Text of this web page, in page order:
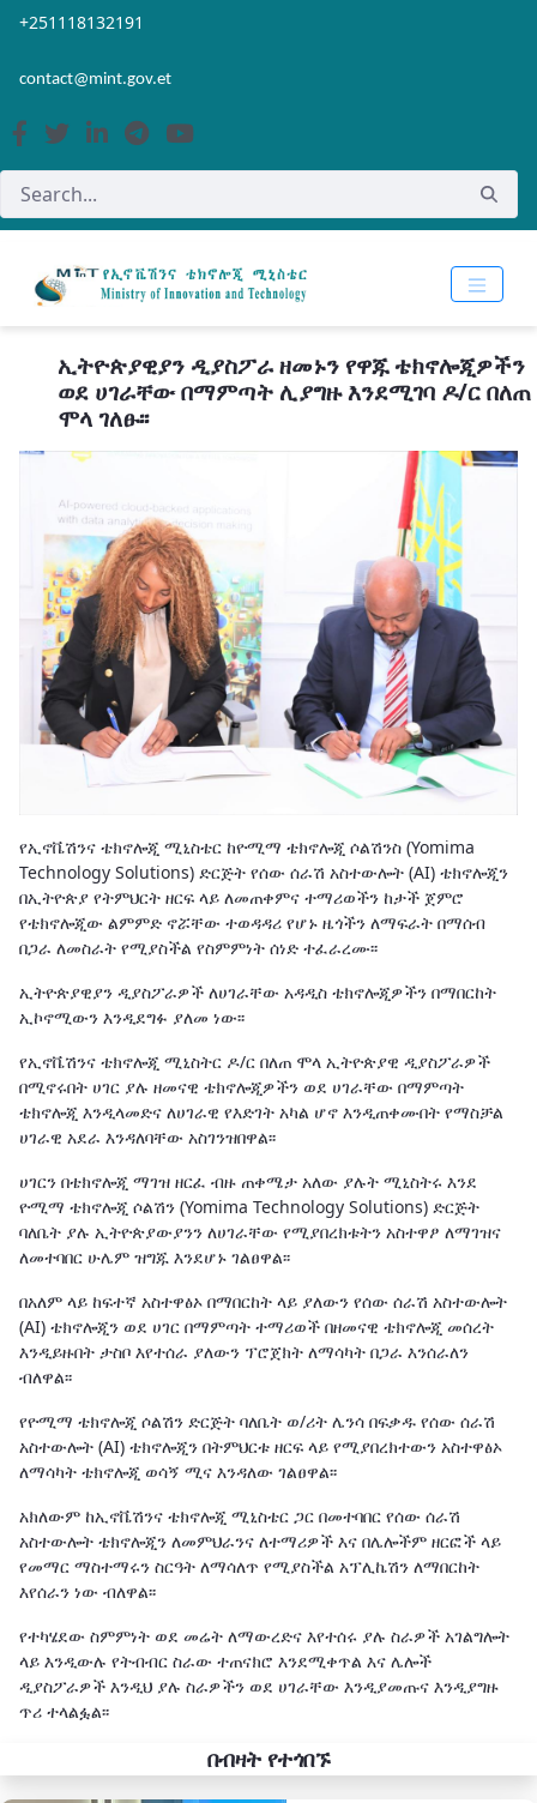
Skip to Main Content
Open Accessibility Menu
+251118132191
contact@mint.gov.et
ኢትዮጵያዊያን ዲያስፖራ ዘመኑን የዋጁ ቴክኖሎጂዎችን
ወደ ሀገራቸው በማምጣት ሊያግዙ እንደሚገባ ዶ/ር በለጠ
ሞላ ገለፁ፡፡
የኢኖቬሽንና ቴክኖሎጂ ሚኒስቴር ከዮሚማ ቴክኖሎጂ ሶልሽንስ (Yomima
Technology Solutions) ድርጅት የሰው ሰራሽ አስተውሎት (AI) ቴክኖሎጂን
በኢትዮጵያ የትምህርት ዘርፍ ላይ ለመጠቀምና ተማሪወችን ከታች ጀምሮ
የቴክኖሎጂው ልምምድ ኖሯቸው ተወዳዳሪ የሆኑ ዜጎችን ለማፍራት በማሰብ
በጋራ ለመስራት የሚያስችል የስምምነት ሰነድ ተፈራረሙ፡፡
ኢትዮጵያዊያን ዲያስፖራዎች ለሀገራቸው አዳዲስ ቴክኖሎጂዎችን በማበርከት
ኢኮኖሚውን እንዲደግፉ ያለመ ነው፡፡
የኢኖቬሽንና ቴክኖሎጂ ሚኒስትር ዶ/ር በለጠ ሞላ ኢትዮጵያዊ ዲያስፖራዎች
በሚኖሩበት ሀገር ያሉ ዘመናዊ ቴክኖሎጂዎችን ወደ ሀገራቸው በማምጣት
ቴክኖሎጂ እንዲላመድና ለሀገራዊ የእድገት አካል ሆኖ እንዲጠቀሙበት የማስቻል
ሀገራዊ አደራ እንዳለባቸው አስገንዝበዋል፡፡
ሀገርን በቴክኖሎጂ ማገዝ ዘርፈ ብዙ ጠቀሜታ አለው ያሉት ሚኒስትሩ እንደ
ዮሚማ ቴክኖሎጂ ሶልሽን (Yomima Technology Solutions) ድርጅት
ባለቤት ያሉ ኢትዮጵያውያንን ለሀገራቸው የሚያበረክቱትን አስተዋፆ ለማገዝና
ለመተባበር ሁሌም ዝግጁ እንደሆኑ ገልፀዋል፡፡
በአለም ላይ ከፍተኛ አስተዋፅኦ በማበርከት ላይ ያለውን የሰው ሰራሽ አስተውሎት
(AI) ቴክኖሎጂን ወደ ሀገር በማምጣት ተማሪወች በዘመናዊ ቴክኖሎጂ መሰረት
እንዲይዙበት ታስቦ እየተሰራ ያለውን ፕሮጀክት ለማሳካት በጋራ እንሰራለን
ብለዋል፡፡
የዮሚማ ቴክኖሎጂ ሶልሽን ድርጅት ባለቤት ወ/ሪት ሌንሳ በፍቃዱ የሰው ሰራሽ
አስተውሎት (AI) ቴክኖሎጂን በትምህርቱ ዘርፍ ላይ የሚያበረክተውን አስተዋፅኦ
ለማሳካት ቴክኖሎጂ ወሳኝ ሚና እንዳለው ገልፀዋል፡፡
አክለውም ከኢኖቬሽንና ቴክኖሎጂ ሚኒስቴር ጋር በመተባበር የሰው ሰራሽ
አስተውሎት ቴክኖሎጂን ለመምህራንና ለተማሪዎች እና በሌሎችም ዘርፎች ላይ
የመማር ማስተማሩን ስርዓት ለማሳለጥ የሚያስችል አፕሊኬሽን ለማበርከት
እየሰራን ነው ብለዋል፡፡
የተካሄደው ስምምነት ወደ መሬት ለማውረድና እየተሰሩ ያሉ ስራዎች አገልግሎት
ላይ እንዲውሉ የትብብር ስራው ተጠናክሮ እንደሚቀጥል እና ሌሎች
ዲያስፖራዎች እንዲህ ያሉ ስራዎችን ወደ ሀገራቸው እንዲያመጡና እንዲያግዙ
ጥሪ ተላልፏል፡፡
በብዛት የተጎበኙ